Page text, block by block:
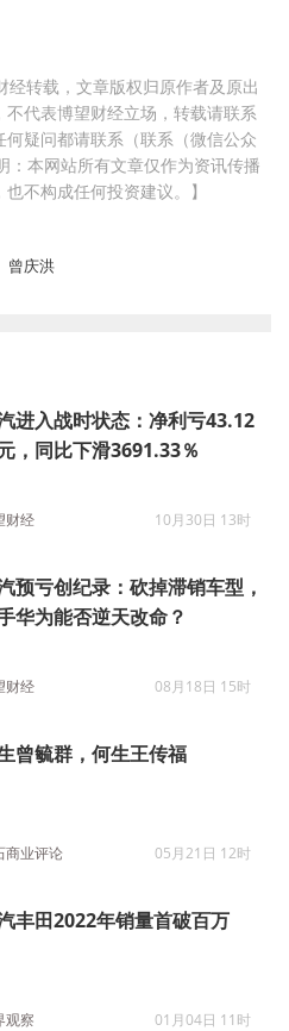
经转载，文章版权归原作者及原出
代表博望财经立场，转载请联系
疑问都请联系（联系（微信公众
本网站所有文章仅作为资讯传播
不构成任何投资建议。】
曾庆洪
进入战时状态：净利亏43.12
，同比下滑3691.33％
财经 10月30日 13时
预亏创纪录：砍掉滞销车型，
华为能否逆天改命？
财经 08月18日 15时
曾毓群，何生王传福
商业评论 05月21日 12时
丰田2022年销量首破百万
观察 01月04日 11时